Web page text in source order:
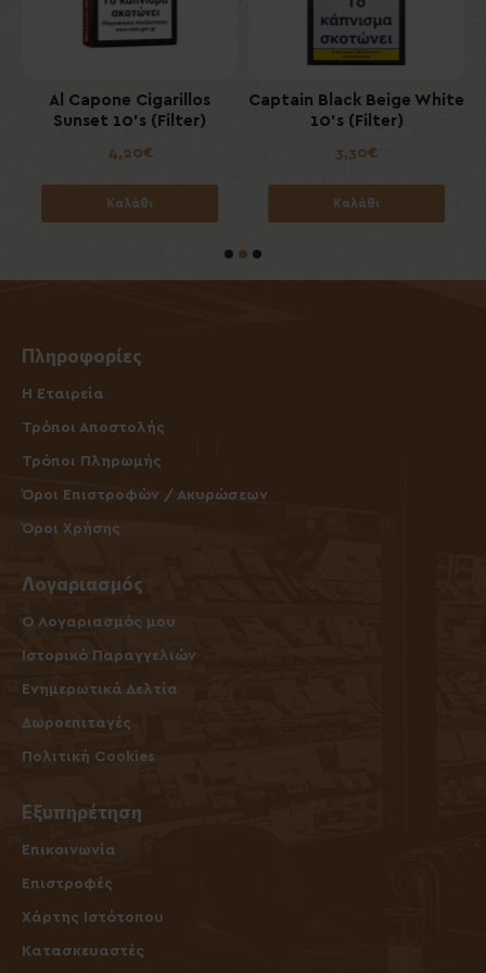
Al Capone Cigarillos
Sunset 10's (Filter)
4,20€
Καλάθι
Captain Black Beige White
10's (Filter)
3,30€
Καλάθι
Πληροφορίες
Η Εταιρεία
Τρόποι Αποστολής
Τρόποι Πληρωμής
Όροι Επιστροφών / Ακυρώσεων
Όροι Χρήσης
Λογαριασμός
O Λογαριασμός μου
Ιστορικό Παραγγελιών
Ενημερωτικά Δελτία
Δωροεπιταγές
Πολιτική Cookies
Εξυπηρέτηση
Επικοινωνία
Επιστροφές
Χάρτης Ιστότοπου
Κατασκευαστές